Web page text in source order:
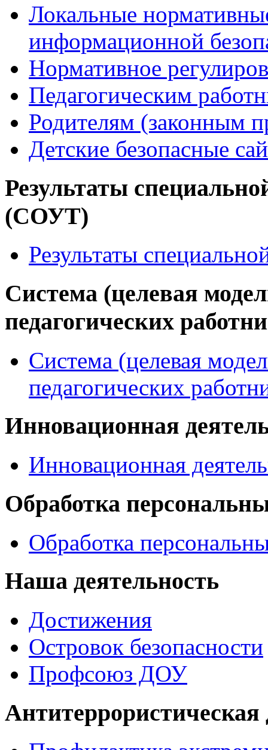
Локальные
информационной
Нормативное
Педагогическим
Родителям (законным
Детские безопасные
Результаты
(СОУТ)
Результаты
Система (целевая
педагогических
Система (целевая
педагогических
Инновационная
Инновационная
Обработка
Обработка
Наша деятельность
Достижения
Островок безопасности
Профсоюз ДОУ
Антитеррористическая